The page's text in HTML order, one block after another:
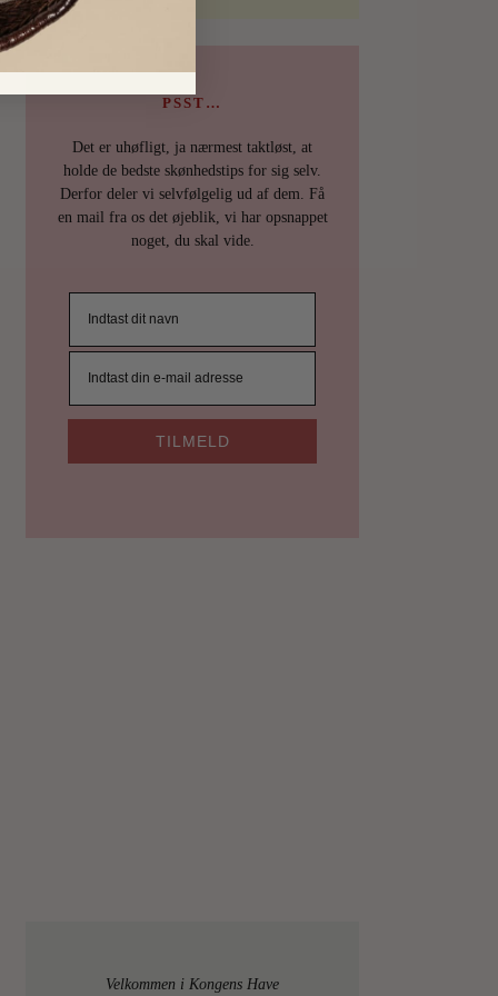
PSST…
Det er uhøfligt, ja nærmest taktløst, at
holde de bedste skønhedstips for sig selv.
Derfor deler vi selvfølgelig ud af dem. Få
en mail fra os det øjeblik, vi har opsnappet
noget, du skal vide.
TILMELD
Velkommen i Kongens Have